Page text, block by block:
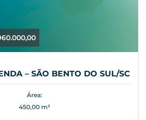
– SÃO BENTO DO SUL/SC
Área:
450,00 m²